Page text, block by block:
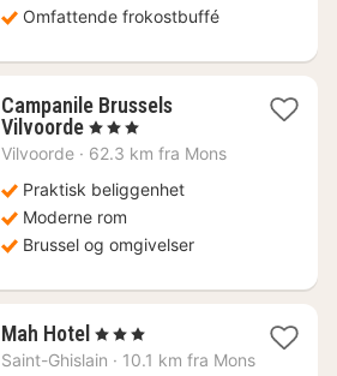
Omfattende frokostbuffé
Campanile Brussels
Vilvoorde1
natt
935
kr.
, 3 Stjerner
Vilvoorde · 62.3 km fra Mons
Praktisk beliggenhet
Moderne rom
Brussel og omgivelser
Mah Hotel 1
natt
, 3 Stjerner
Saint-Ghislain · 10.1 km fra Mons